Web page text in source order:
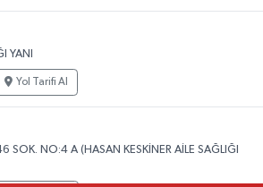
YANI
Yol Tarifi Al
SOK. NO:4 A (HASAN KESKİNER AİLE SAĞLIĞI